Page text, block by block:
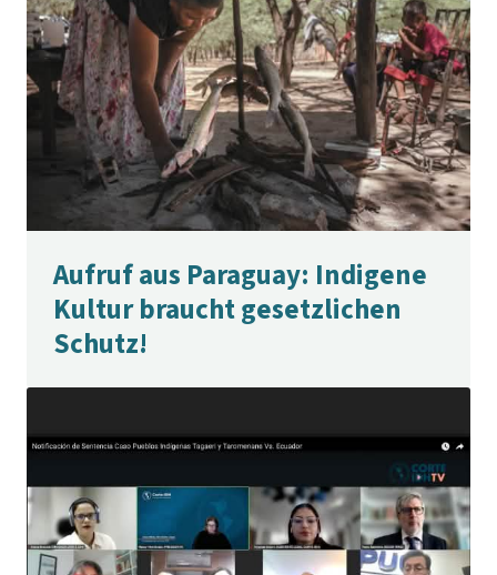
Aufruf aus Paraguay: Indigene
Kultur braucht gesetzlichen
Schutz!